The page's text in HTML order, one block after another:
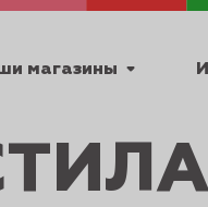
магазины